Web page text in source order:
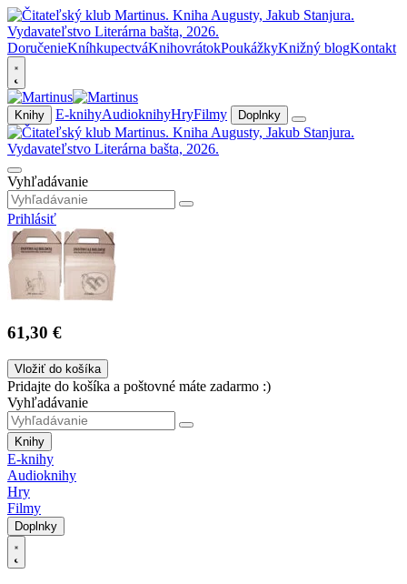
DoručenieKníhkupectváKnihovrátokPoukážkyKnižný blogKontakt
Knihy E-knihyAudioknihyHryFilmy Doplnky
Vyhľadávanie
Prihlásiť
61,30 €
Vložiť do košíka
Pridajte do košíka a poštovné máte zadarmo :)
Vyhľadávanie
Knihy
E-knihy
Audioknihy
Hry
Filmy
Doplnky